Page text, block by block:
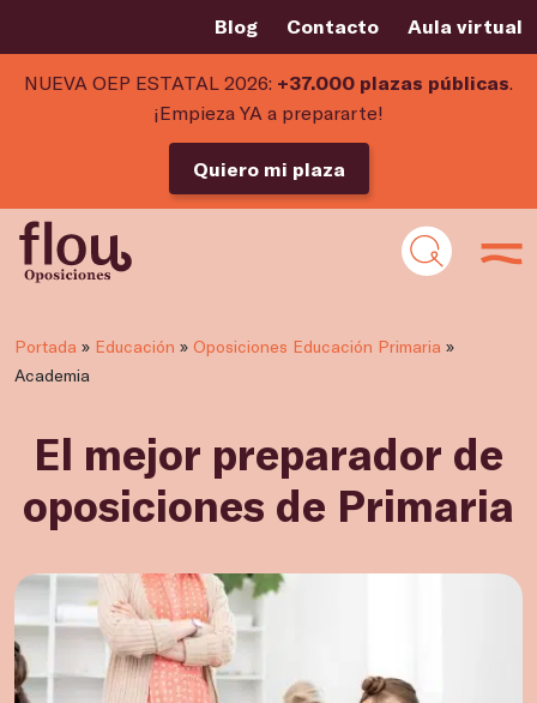
Blog Contacto Aula virtual
NUEVA OEP ESTATAL 2026: +37.000 plazas públicas.
¡Empieza YA a prepararte!
Quiero mi plaza
Portada » Educación » Oposiciones Educación Primaria »
Academia
El mejor preparador de
oposiciones de Primaria